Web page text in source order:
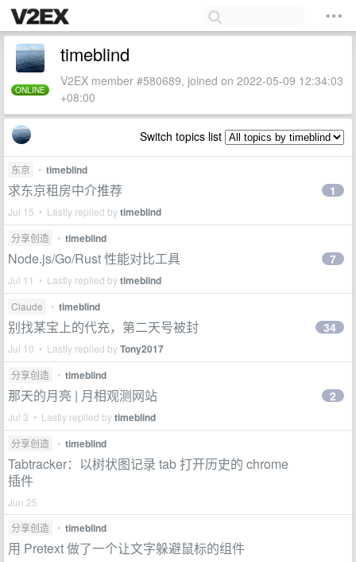
ONLINE
timeblind
V2EX member #580689, joined on 2022-05-09 12:34:03
+08:00
Switch topics list
东京 • timeblind
求东京租房中介推荐
Jul 15 • Lastly replied bytimeblind
1
分享创造 • timeblind
Node.js/Go/Rust 性能对比工具
Jul 11 • Lastly replied bytimeblind
7
Claude • timeblind
别找某宝上的代充，第二天号被封
Jul 10 • Lastly replied byTony2017
34
分享创造 • timeblind
那天的月亮 | 月相观测网站
Jul 3 • Lastly replied bytimeblind
2
分享创造 • timeblind
Tabtracker：以树状图记录 tab 打开历史的 chrome
插件
Jun 25
分享创造
• timeblind
用 Pretext 做了一个让文字躲避鼠标的组件